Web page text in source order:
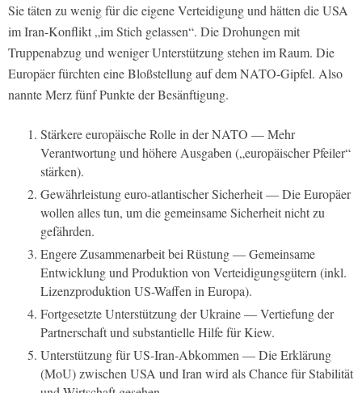
Sie täten zu wenig für die eigene Verteidigung und hätten die USA
im Iran-Konflikt „im Stich gelassen“. Die Drohungen mit
Truppenabzug und weniger Unterstützung stehen im Raum. Die
Europäer fürchten eine Bloßstellung auf dem NATO-Gipfel. Also
nannte Merz fünf Punkte der Besänftigung.
Stärkere europäische Rolle in der NATO — Mehr
Verantwortung und höhere Ausgaben („europäischer Pfeiler“
stärken).
Gewährleistung euro-atlantischer Sicherheit — Die Europäer
wollen alles tun, um die gemeinsame Sicherheit nicht zu
gefährden.
Engere Zusammenarbeit bei Rüstung — Gemeinsame
Entwicklung und Produktion von Verteidigungsgütern (inkl.
Lizenzproduktion US-Waffen in Europa).
Fortgesetzte Unterstützung der Ukraine — Vertiefung der
Partnerschaft und substantielle Hilfe für Kiew.
Unterstützung für US-Iran-Abkommen — Die Erklärung
(MoU) zwischen USA und Iran wird als Chance für Stabilität